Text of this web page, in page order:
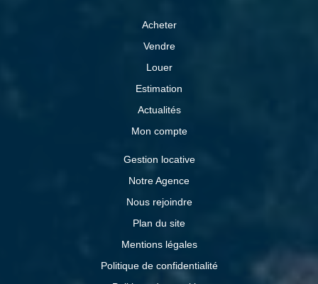
Acheter
Vendre
Louer
Estimation
Actualités
Mon compte
Gestion locative
Notre Agence
Nous rejoindre
Plan du site
Mentions légales
Politique de confidentialité